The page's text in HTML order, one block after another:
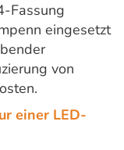
Fassung
eingesetzt
von
einer LED-